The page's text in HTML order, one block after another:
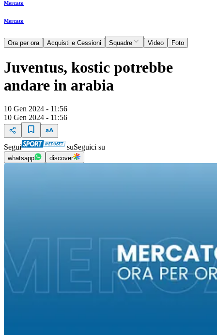
Mercato
Mercato
Ora per ora Acquisti e Cessioni Squadre Video Foto
Juventus, kostic potrebbe
andare in arabia
10 Gen 2024 - 11:56
10 Gen 2024 - 11:56
Segui suSeguici su
whatsapp discover